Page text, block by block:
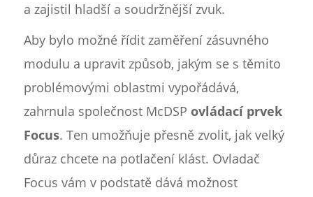
a zajistil hladší a soudržnější zvuk.
Aby bylo možné řídit zaměření zásuvného
modulu a upravit způsob, jakým se s těmito
problémovými oblastmi vypořádává,
zahrnula společnost McDSP ovládací prvek
Focus. Ten umožňuje přesně zvolit, jak velký
důraz chcete na potlačení klást. Ovladač
Focus vám v podstatě dává možnost